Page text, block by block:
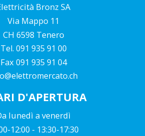
Bronz SA
Via Mappo 11
CH 6598 Tenero
Tel. 091 935 91 00
Fax 091 935 91 04
D'APERTURA
lunedì a venerdì
12:00 - 13:30-17:30